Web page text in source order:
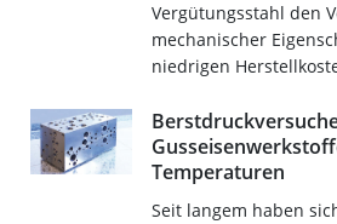
Vergütungsstahl den
mechanischer
niedrigen
Temperaturen
Seit langem haben